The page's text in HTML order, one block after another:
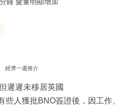
經濟一週推介
遲遲未移居英國
些人獲批BNO簽證後，因工作、